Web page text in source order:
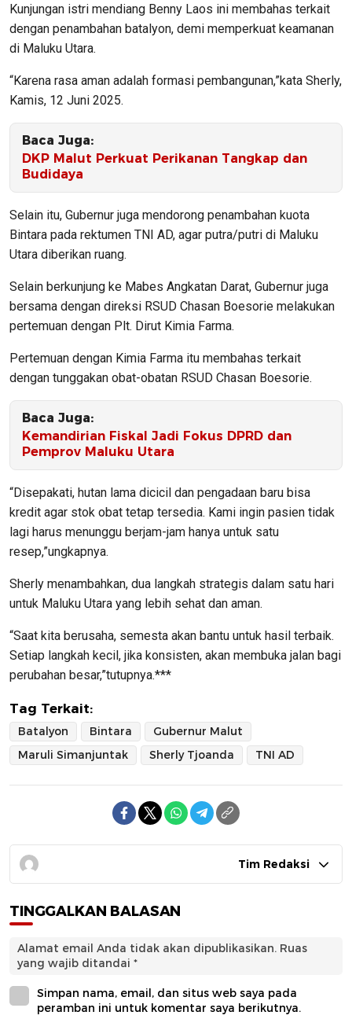
Kunjungan istri mendiang Benny Laos ini membahas terkait
dengan penambahan batalyon, demi memperkuat keamanan
di Maluku Utara.
“Karena rasa aman adalah formasi pembangunan,”kata Sherly,
Kamis, 12 Juni 2025.
Baca Juga:
DKP Malut Perkuat Perikanan Tangkap dan
Budidaya
Selain itu, Gubernur juga mendorong penambahan kuota
Bintara pada rektumen TNI AD, agar putra/putri di Maluku
Utara diberikan ruang.
Selain berkunjung ke Mabes Angkatan Darat, Gubernur juga
bersama dengan direksi RSUD Chasan Boesorie melakukan
pertemuan dengan Plt. Dirut Kimia Farma.
Pertemuan dengan Kimia Farma itu membahas terkait
dengan tunggakan obat-obatan RSUD Chasan Boesorie.
Baca Juga:
Kemandirian Fiskal Jadi Fokus DPRD dan
Pemprov Maluku Utara
“Disepakati, hutan lama dicicil dan pengadaan baru bisa
kredit agar stok obat tetap tersedia. Kami ingin pasien tidak
lagi harus menunggu berjam-jam hanya untuk satu
resep,”ungkapnya.
Sherly menambahkan, dua langkah strategis dalam satu hari
untuk Maluku Utara yang lebih sehat dan aman.
“Saat kita berusaha, semesta akan bantu untuk hasil terbaik.
Setiap langkah kecil, jika konsisten, akan membuka jalan bagi
perubahan besar,”tutupnya.***
Tag Terkait:
Batalyon Bintara
Gubernur Malut
Maruli Simanjuntak
Sherly Tjoanda TNI AD
Tim Redaksi
TINGGALKAN BALASAN
Alamat email Anda tidak akan dipublikasikan. Ruas
yang wajib ditandai *
Simpan nama, email, dan situs web saya pada
peramban ini untuk komentar saya berikutnya.